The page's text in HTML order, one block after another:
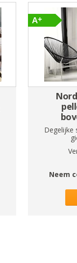
Degelijke
Neem